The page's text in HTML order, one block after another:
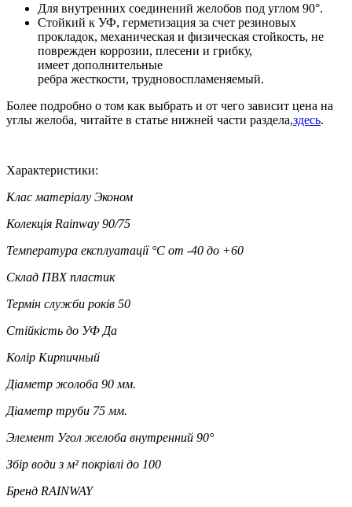
Для внутренних соединений желобов под углом 90°.
Стойкий к УФ, герметизация за счет резиновых
прокладок, механическая и физическая стойкость, не
поврежден коррозии, плесени и грибку,
имеет дополнительные
ребра жесткости, трудновоспламеняемый.
Более подробно о том как выбрать и от чего зависит цена на
углы желоба, читайте в статье нижней части раздела,здесь.
Характеристики:
Клас матеріалу Эконом
Колекція Rainway 90/75
Температура експлуатації °C от -40 до +60
Склад ПВХ пластик
Термін служби років 50
Стійкість до УФ Да
Колір Кирпичный
Діаметр жолоба 90 мм.
Діаметр труби 75 мм.
Элемент Угол желоба внутренний 90°
Збір води з м² покрівлі до 100
Бренд RAINWAY